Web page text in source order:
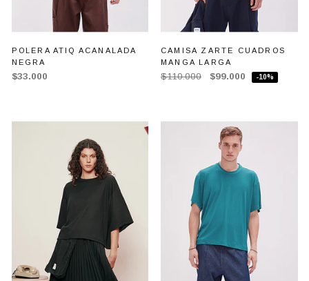
POLERA ATIQ ACANALADA
NEGRA
$33.000
CAMISA ZARTE CUADROS
MANGA LARGA
$110.000 $99.000 -10%